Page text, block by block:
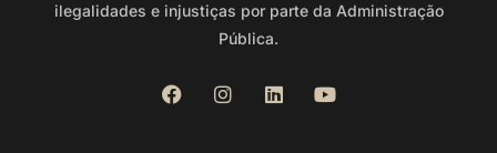
ilegalidades e injustiças por parte da Administração
Pública.